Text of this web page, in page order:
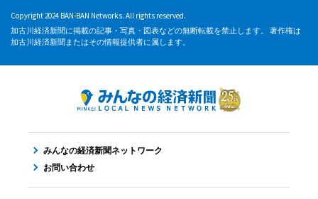
Copyright 2024 BAN-BAN Networks. All rights reserved.
加古川経済新聞に掲載の記事・写真・図表などの無断転載を禁止します。 著作権は
加古川経済新聞またはその情報提供者に属します。
みんなの経済新聞ネットワーク
お問い合わせ